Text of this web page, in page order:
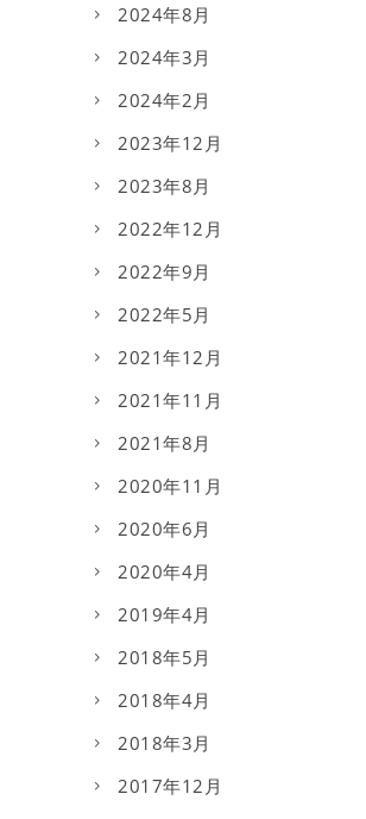
2024年8月
2024年3月
2024年2月
2023年12月
2023年8月
2022年12月
2022年9月
2022年5月
2021年12月
2021年11月
2021年8月
2020年11月
2020年6月
2020年4月
2019年4月
2018年5月
2018年4月
2018年3月
2017年12月